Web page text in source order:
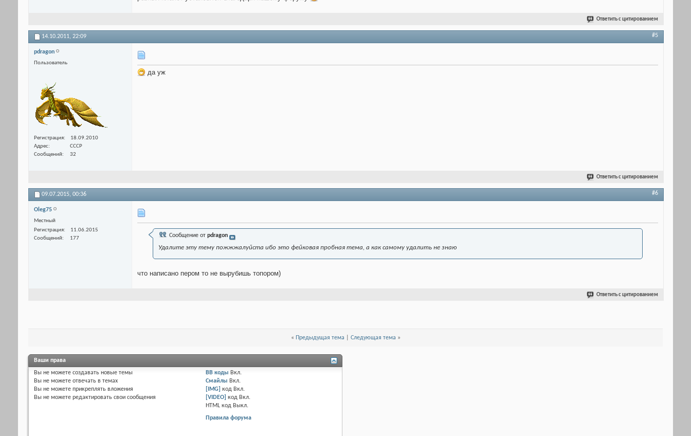
Ответить с цитированием
14.10.2011, 22:09 #5
pdragon
Пользователь
Регистрация
18.09.2010
Адрес
СССР
Сообщений
32
да уж
Ответить с цитированием
09.07.2015, 00:36 #6
Оlеg75
Местный
Регистрация
11.06.2015
Сообщений
177 Сообщение от pdragon
Удалите эту тему пожжжалуйста ибо это фейковая пробная тема, а как самому удалить не знаю
что написано пером то не вырубишь топором)
Ответить с цитированием
« Предыдущая тема Следующая тема »
Ваши права
Вы не можете создавать новые темы
Вы не можете отвечать в темах
Вы не можете прикреплять вложения
Вы не можете редактировать свои сообщения
BB коды Вкл.
Смайлы Вкл.
[IMG] код Вкл.
[VIDEO] код Вкл.
HTML код Выкл.
Правила форума